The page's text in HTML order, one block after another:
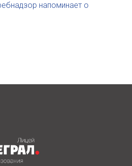
напоминает о